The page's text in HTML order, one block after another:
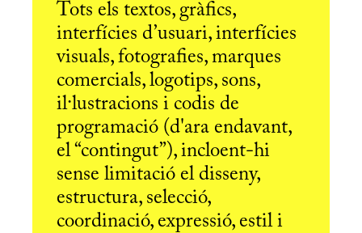
Tots els textos, gràfics,
interfícies d’usuari, interfícies
visuals, fotografies, marques
comercials, logotips, sons,
il·lustracions i codis de
programació (d'ara endavant,
el “contingut”), incloent-hi
sense limitació el disseny,
estructura, selecció,
coordinació, expressió, estil i